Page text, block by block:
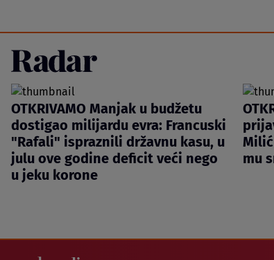
OTKRIVAMO Manjak u budžetu
dostigao milijardu evra: Francuski
"Rafali" ispraznili državnu kasu, u
julu ove godine deficit veći nego
u jeku korone
mu